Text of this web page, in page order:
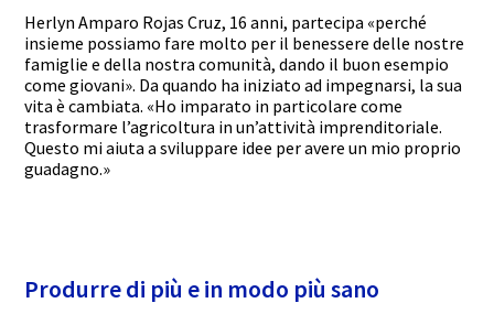
Herlyn Amparo Rojas Cruz, 16 anni, partecipa «perché
insieme possiamo fare molto per il benessere delle nostre
famiglie e della nostra comunità, dando il buon esempio
come giovani». Da quando ha iniziato ad impegnarsi, la sua
vita è cambiata. «Ho imparato in particolare come
trasformare l’agricoltura in un’attività imprenditoriale.
Questo mi aiuta a sviluppare idee per avere un mio proprio
guadagno.»
Produrre di più e in modo più sano